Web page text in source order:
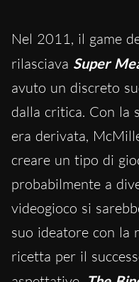
Nel 2011, il game
rilasciava Super
avuto un discreto
dalla critica. Con la
era derivata,
creare un tipo di
probabilmente a
videogioco si
suo ideatore con la
ricetta per il